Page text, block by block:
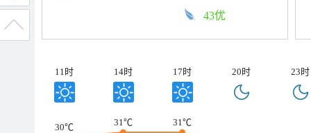
43优
11时 14时 17时 20时 23时
30℃ 31℃ 31℃